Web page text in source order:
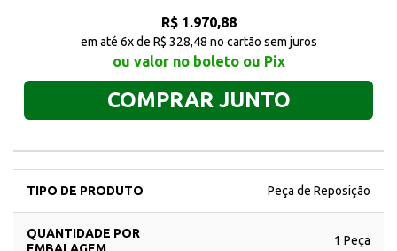
R$ 1.970,88
em até 6x de R$ 328,48 no cartão sem juros
ou valor no boleto ou Pix
COMPRAR JUNTO
TIPO DE PRODUTO Peça de Reposição
QUANTIDADE POR
1 Peça